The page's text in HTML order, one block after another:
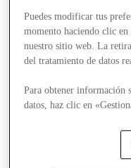
Puedes modificar tus
momento haciendo clic
nuestro sitio web. La
del tratamiento de datos
Para obtener información
datos, haz clic en